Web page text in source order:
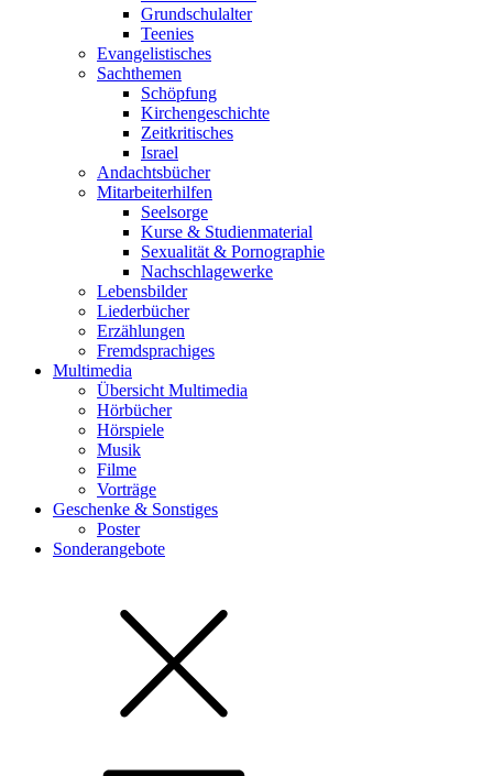
Grundschulalter
Teenies
Evangelistisches
Sachthemen
Schöpfung
Kirchengeschichte
Zeitkritisches
Israel
Andachtsbücher
Mitarbeiterhilfen
Seelsorge
Kurse & Studienmaterial
Sexualität & Pornographie
Nachschlagewerke
Lebensbilder
Liederbücher
Erzählungen
Fremdsprachiges
Multimedia
Übersicht Multimedia
Hörbücher
Hörspiele
Musik
Filme
Vorträge
Geschenke & Sonstiges
Poster
Sonderangebote